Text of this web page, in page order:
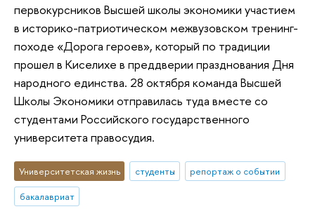
первокурсников Высшей школы экономики участием
в историко-патриотическом межвузовском тренинг-
походе «Дорога героев», который по традиции
прошел в Киселихе в преддверии празднования Дня
народного единства. 28 октября команда Высшей
Школы Экономики отправилась туда вместе со
студентами Российского государственного
университета правосудия.
Университетская жизнь студенты
репортаж о событии
бакалавриат